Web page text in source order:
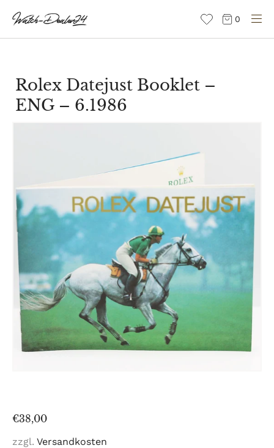
zum
Inhalt
0
Rolex Datejust Booklet –
ENG – 6.1986
Normaler
Preis
€38,00
zzgl. Versandkosten